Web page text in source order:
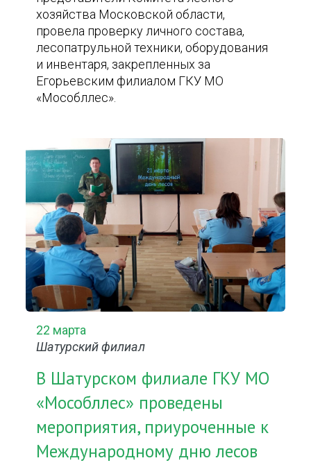
хозяйства Московской области,
провела проверку личного состава,
лесопатрульной техники, оборудования
и инвентаря, закрепленных за
Егорьевским филиалом ГКУ МО
«Мособллес».
22 марта
Шатурский филиал
В Шатурском филиале ГКУ МО
«Мособллес» проведены
мероприятия, приуроченные к
Международному дню лесов